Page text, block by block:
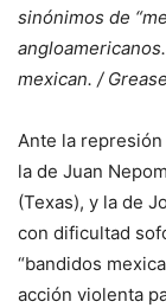
sinónimos de
mexican. /
Ante la
la de Juan
(Texas), y la de
con dificultad
“bandidos
acción violenta